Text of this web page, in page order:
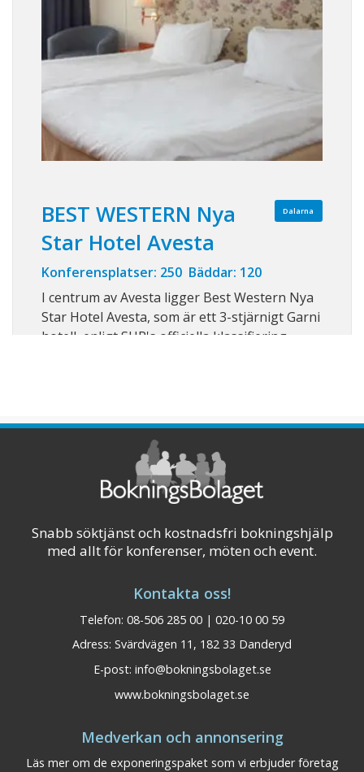
Dalarna
BEST WESTERN Nya
Star Hotel Avesta
Konferensplatser: 250 Bäddar: 120
I centrum av Avesta ligger Best Western Nya
Star Hotel Avesta, som är ett 3-stjärnigt Garni
hotell, enligt SHR's officiella klassifiering.
Fagersta Stadshotell
AB
Snabb söktjänst och kostnadsfri bokningshjälp
med allt för konferenser, möten och event.
Kontakta oss!
Telefon: 08-506 285 00 | 020-10 00 59
Adress: Svärdvägen 11, 182 33 Danderyd
E-post: info@bokningsbolaget.se
www.bokningsbolaget.se
Medverkan och annonsering
Läs mer om de exponeringspaket som vi erbjuder företag